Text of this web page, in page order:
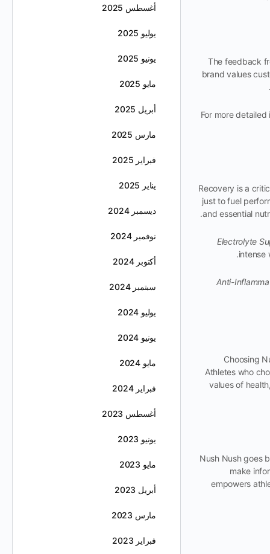
The feedback
brand values
For more
Recovery is a
just to fuel
and essential
Electrolyte
intense
Anti-
Choosing
Athletes who
values of
Nush Nush goes
make
empowers
أغسطس 2025
يوليو 2025
يونيو 2025
مايو 2025
أبريل 2025
مارس 2025
فبراير 2025
يناير 2025
ديسمبر 2024
نوفمبر 2024
أكتوبر 2024
سبتمبر 2024
يوليو 2024
يونيو 2024
مايو 2024
فبراير 2024
أغسطس 2023
يونيو 2023
مايو 2023
أبريل 2023
مارس 2023
فبراير 2023